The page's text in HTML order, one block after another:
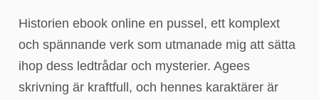
Historien ebook online en pussel, ett komplext
och spännande verk som utmanade mig att sätta
ihop dess ledtrådar och mysterier. Agees
skrivning är kraftfull, och hennes karaktärer är